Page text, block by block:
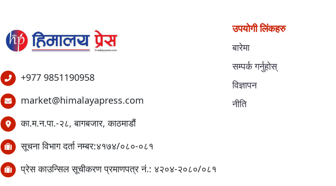
+977 9851190958
market@himalayapress.com
का.म.न.पा.-२८, बागबजार, काठमाडौं
सूचना विभाग दर्ता नम्बर:४१७४/०८०-०८१
प्रेस काउन्सिल सूचीकरण प्रमाणपत्र नं.: ४२०४-२०८०/०८१
उपयोगी लिंकहरु
बारेमा
सम्पर्क गर्नुहोस्
विज्ञापन
नीति